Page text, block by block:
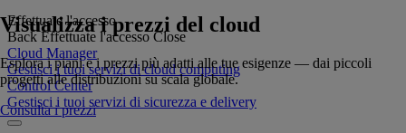
Effettuate l'accesso
Back Effettuate l'accesso Close
Cloud Manager
Gestisci i tuoi servizi di cloud computing
Control Center
Gestisci i tuoi servizi di sicurezza e delivery
Visualizza i prezzi del cloud
Esplora i piani e i prezzi più adatti alle tue esigenze — dai piccoli
progetti alle distribuzioni su scala globale.
Consulta i prezzi